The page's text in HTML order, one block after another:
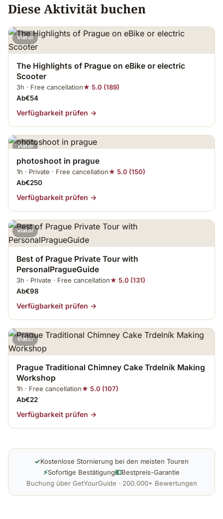
Diese Aktivität buchen
Viator
The Highlights of Prague on eBike or electric
Scooter
3h · Free cancellation★ 5.0 (189)
Ab€54
Verfügbarkeit prüfen →
Viator
photoshoot in prague
1h · Private · Free cancellation★ 5.0 (150)
Ab€250
Verfügbarkeit prüfen →
Viator
Best of Prague Private Tour with
PersonalPragueGuide
3h · Private · Free cancellation★ 5.0 (131)
Ab€98
Verfügbarkeit prüfen →
Viator
Prague Traditional Chimney Cake Trdelník Making
Workshop
1h · Free cancellation★ 5.0 (107)
Ab€22
Verfügbarkeit prüfen →
✓Kostenlose Stornierung bei den meisten Touren
⚡Sofortige Bestätigung💶Bestpreis-Garantie
Buchung über GetYourGuide · 200.000+ Bewertungen